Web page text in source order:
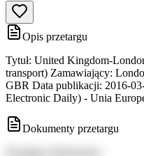
Opis przetargu
Tytuł: United Kingdom-
transport) Zamawiający:
GBR Data publikacji: 2016-
Electronic Daily) - Unia
Dokumenty przetargu